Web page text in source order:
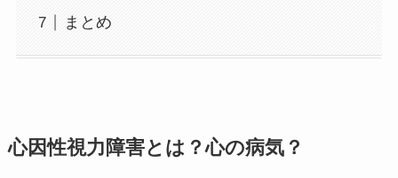
まとめ
心因性視力障害とは？心の病気？